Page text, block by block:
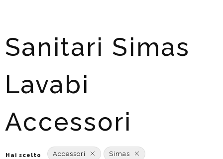
Sanitari Simas
Lavabi
Accessori
Hai scelto Accessori Simas